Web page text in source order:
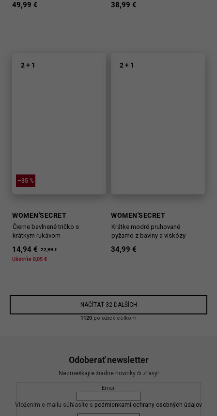
49,99 € 38,99 €
2 + 1
–35 %
WOMEN'SECRET
Čierne bavlnené tričko s
krátkym rukávom
14,94 € 22,99 €
Ušetríte 8,05 €
2 + 1
WOMEN'SECRET
Krátke modré pruhované
pyžamo z bavlny a viskózy
34,99 €
O
v
d
a
c
i
e
p
NAČÍTAŤ 32 ĎALŠÍCH
1120 položiek celkom
Odoberať newsletter
Nezmeškajte žiadne novinky či zľavy!
Email
Vložením e-mailu súhlasíte s podmienkami ochrany osobných údajov